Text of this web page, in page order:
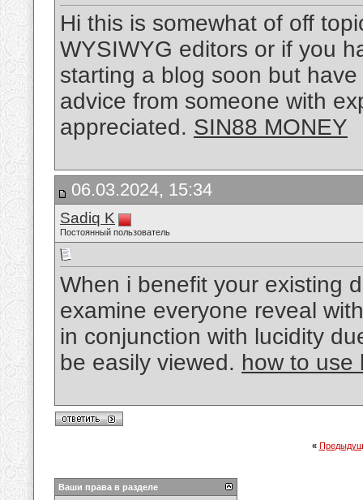
Hi this is somewhat of off
WYSIWYG editors or if you
starting a blog soon but
advice from someone with
appreciated. SIN88 MONEY
06.03.2024, 15:34
Sadiq K
Постоянный пользователь
When i benefit your existing
examine everyone reveal
in conjunction with lucidity
be easily viewed. how to use
«
Ваши права в разделе